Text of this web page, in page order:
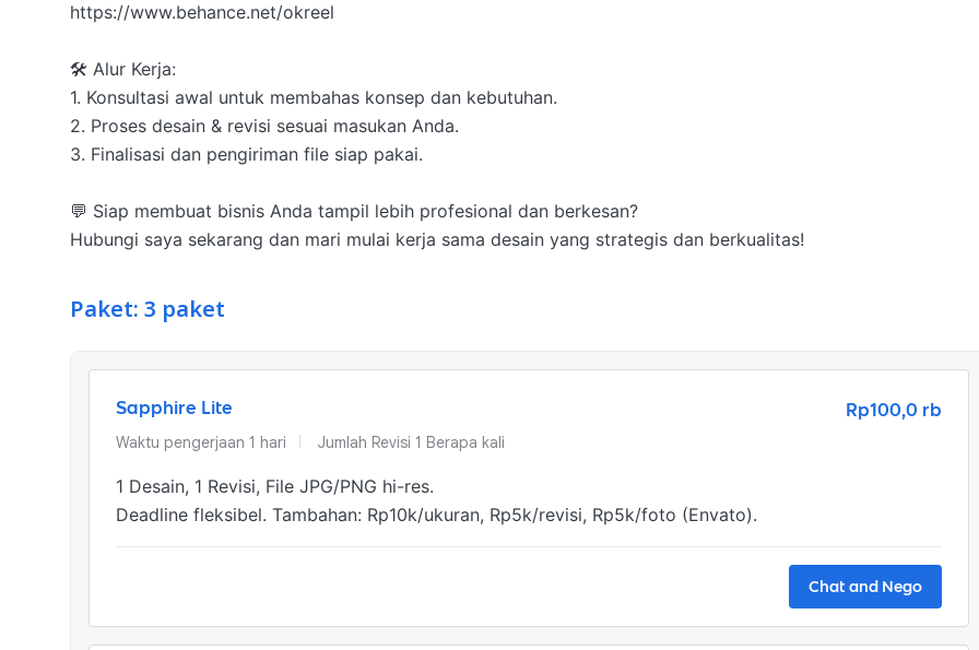
https://www.behance.net/okreel
🛠️ Alur Kerja:
1. Konsultasi awal untuk membahas konsep dan kebutuhan.
2. Proses desain & revisi sesuai masukan Anda.
3. Finalisasi dan pengiriman file siap pakai.
💬 Siap membuat bisnis Anda tampil lebih profesional dan berkesan?
Hubungi saya sekarang dan mari mulai kerja sama desain yang strategis dan berkualitas!
Paket: 3 paket
Sapphire Lite Rp100,0 rb
Waktu pengerjaan 1 hari Jumlah Revisi 1 Berapa kali
1 Desain, 1 Revisi, File JPG/PNG hi-res.
Deadline fleksibel. Tambahan: Rp10k/ukuran, Rp5k/revisi, Rp5k/foto (Envato).
Chat and Nego